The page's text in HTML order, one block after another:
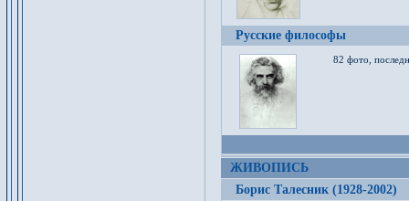
Русские философы
82 фото,
ЖИВОПИСЬ
Борис Талесник (1928-2002)